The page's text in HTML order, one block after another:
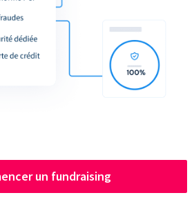
un fundraising